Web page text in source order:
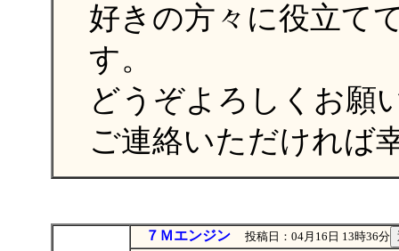
好きの方々に役立て
す。
どうぞよろしくお願
ご連絡いただければ
７Ｍエンジン 投稿日：04月16日 13時36分